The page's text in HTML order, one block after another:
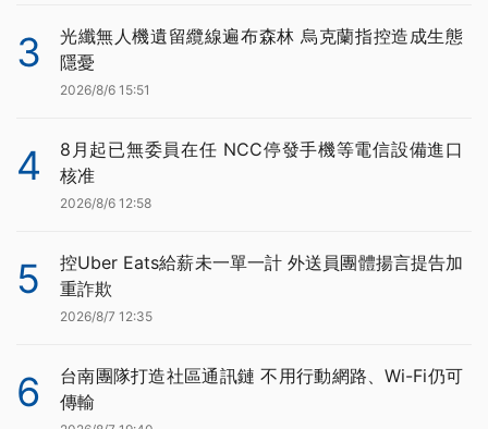
3
光纖無人機遺留纜線遍布森林 烏克蘭指控造成生態
隱憂
2026/8/6 15:51
4
8月起已無委員在任 NCC停發手機等電信設備進口
核准
2026/8/6 12:58
5
控Uber Eats給薪未一單一計 外送員團體揚言提告加
重詐欺
2026/8/7 12:35
6
台南團隊打造社區通訊鏈 不用行動網路、Wi-Fi仍可
傳輸